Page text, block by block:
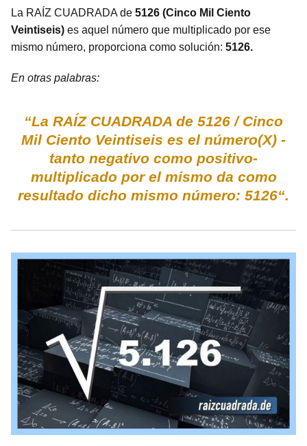
La RAÍZ CUADRADA de 5126 (Cinco Mil Ciento
Veintiseis) es aquel número que multiplicado por ese
mismo número, proporciona como solución: 5126.
En otras palabras:
“La RAÍZ CUADRADA de 5126 / Cinco
Mil Ciento Veintiseis es el número(X) -
tanto negativo como positivo-
multiplicado por el mismo da como
resultado dicho mismo número: 5126“.